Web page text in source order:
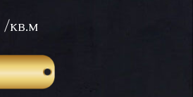
/кв.м